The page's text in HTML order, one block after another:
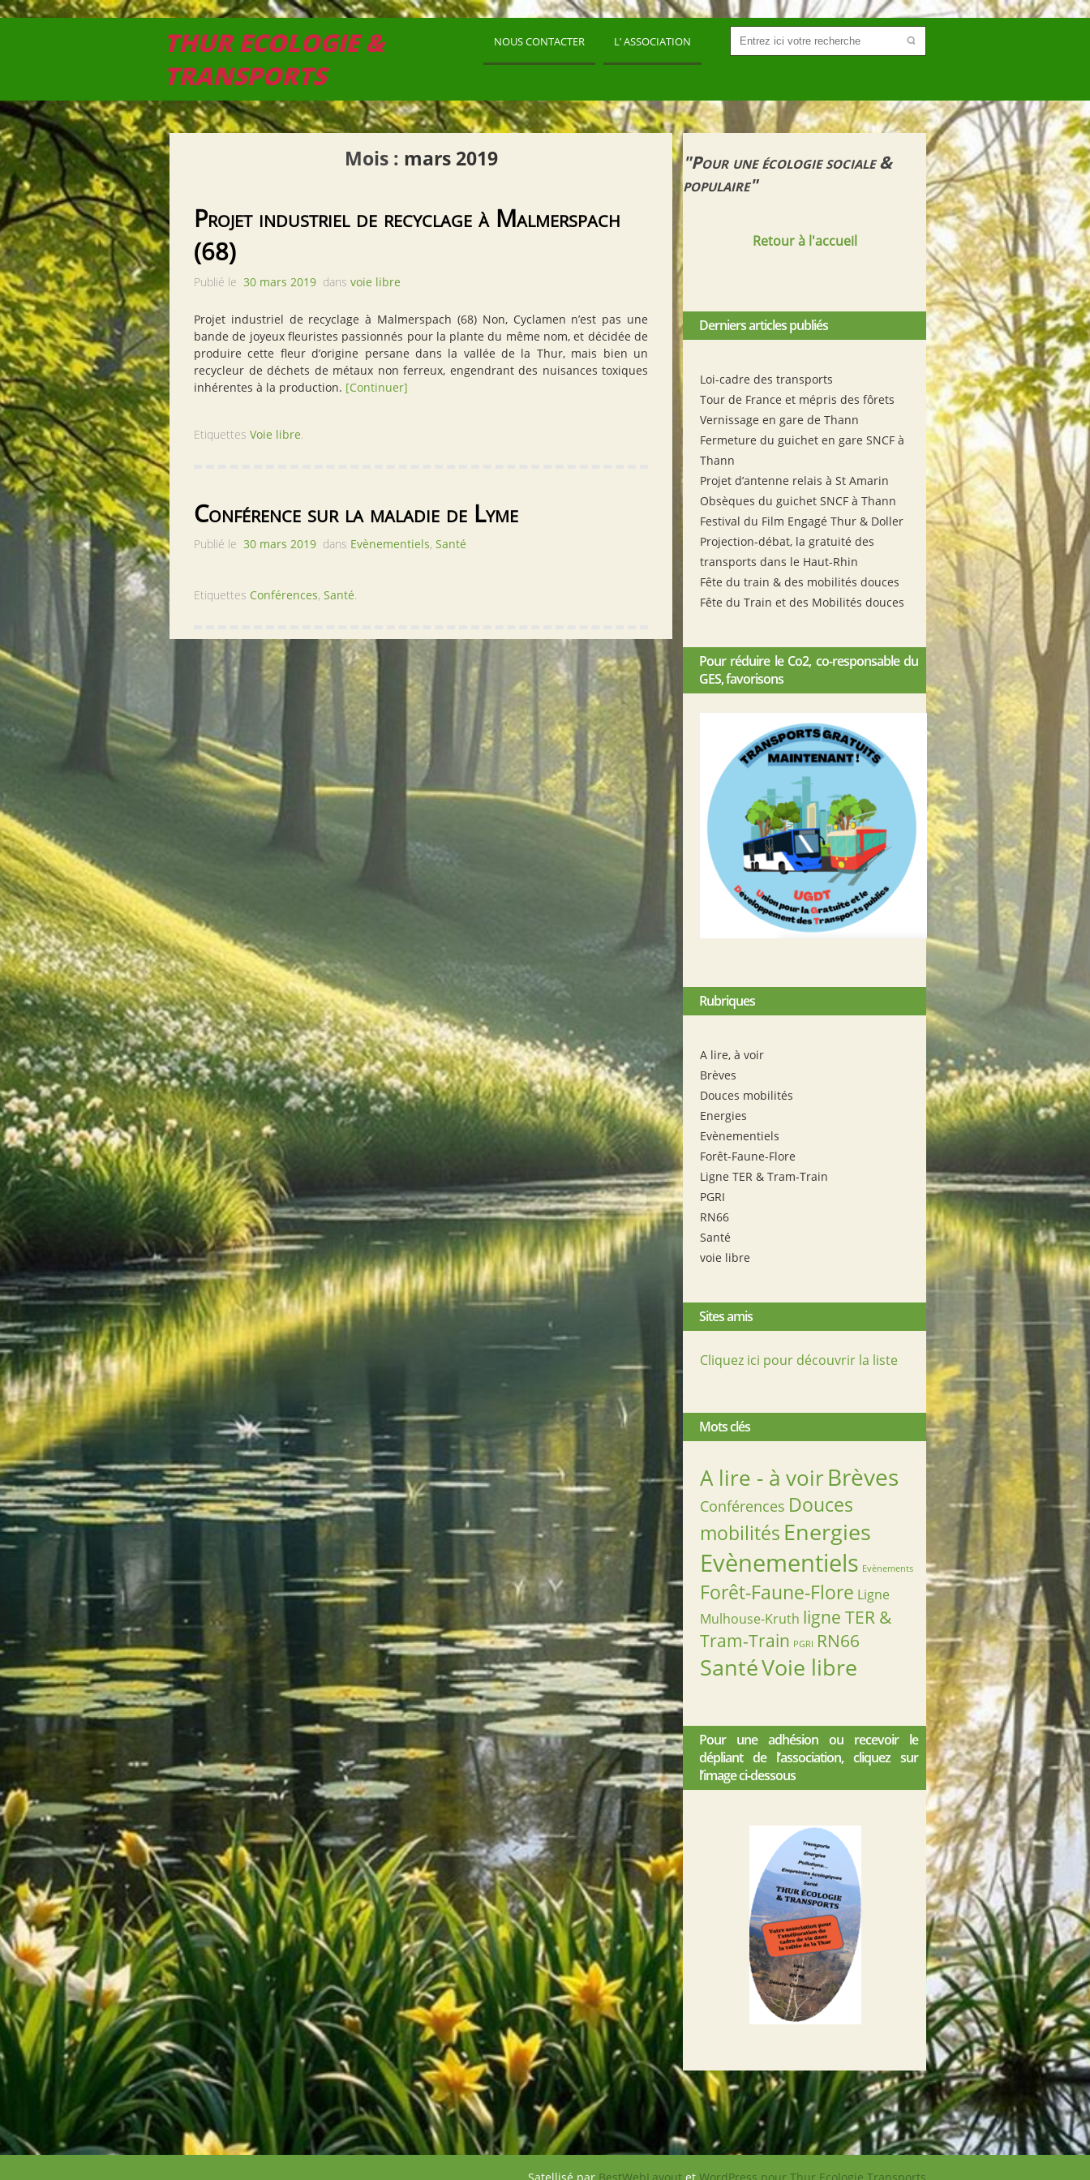
THUR ECOLOGIE &
TRANSPORTS
NOUS CONTACTER L’ ASSOCIATION
"Pour une écologie sociale &
populaire"
Retour à l'accueil
Derniers articles publiés
Loi-cadre des transports
Tour de France et mépris des fôrets
Vernissage en gare de Thann
Fermeture du guichet en gare SNCF à
Thann
Projet d’antenne relais à St Amarin
Obsèques du guichet SNCF à Thann
Festival du Film Engagé Thur & Doller
Projection-débat, la gratuité des
transports dans le Haut-Rhin
Fête du train & des mobilités douces
Fête du Train et des Mobilités douces
Pour réduire le Co2, co-responsable du
GES, favorisons
Rubriques
A lire, à voir
Brèves
Douces mobilités
Energies
Evènementiels
Forêt-Faune-Flore
Ligne TER & Tram-Train
PGRI
RN66
Santé
voie libre
Sites amis
Cliquez ici pour découvrir la liste
Mots clés
A lire - à voirBrèves
Conférences Douces
mobilités Energies
Evènementiels Evènements
Forêt-Faune-Flore Ligne
Mulhouse-Kruth ligne TER &
Tram-Train PGRI RN66
SantéVoie libre
Pour une adhésion ou recevoir le
dépliant de l’association, cliquez sur
l’image ci-dessous
Mois : mars 2019
Projet industriel de recyclage à Malmerspach
(68)
Publié le 30 mars 2019 dans voie libre
Projet industriel de recyclage à Malmerspach (68) Non, Cyclamen n’est pas une
bande de joyeux fleuristes passionnés pour la plante du même nom, et décidée de
produire cette fleur d’origine persane dans la vallée de la Thur, mais bien un
recycleur de déchets de métaux non ferreux, engendrant des nuisances toxiques
inhérentes à la production. [Continuer]
Etiquettes Voie libre.
Conférence sur la maladie de Lyme
Publié le 30 mars 2019 dans Evènementiels, Santé
Etiquettes Conférences, Santé.